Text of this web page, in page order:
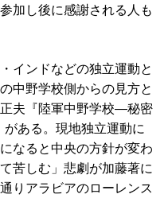
加し後に感謝される人も
インドなどの独立運動と
中野学校側からの見方と
夫『陸軍中野学校―秘密
ある。現地独立運動に
なると中央の方針が変わ
苦しむ」悲劇が加藤著に
りアラビアのローレンス